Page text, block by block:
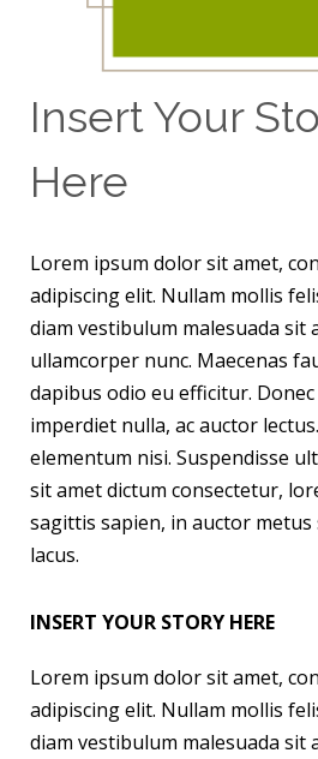
Insert Your
Here
Lorem ipsum dolor sit amet,
adipiscing elit. Nullam mollis
diam vestibulum malesuada sit
ullamcorper nunc. Maecenas
dapibus odio eu efficitur. Donec
imperdiet nulla, ac auctor
elementum nisi. Suspendisse
sit amet dictum consectetur,
sagittis sapien, in auctor metus
lacus.
INSERT YOUR STORY HERE
Lorem ipsum dolor sit amet,
adipiscing elit. Nullam mollis
diam vestibulum malesuada sit